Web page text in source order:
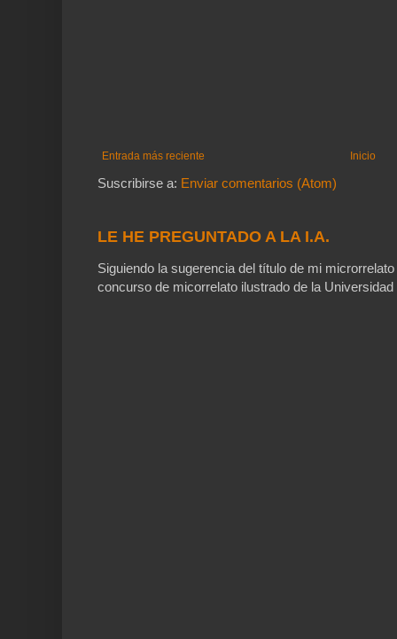
Entrada más reciente Inicio
Suscribirse a: Enviar comentarios (Atom)
LE HE PREGUNTADO A LA I.A.
Siguiendo la sugerencia del título de mi
concurso de micorrelato ilustrado de la Universidad